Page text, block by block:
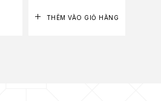
THÊM VÀO GIỎ HÀNG